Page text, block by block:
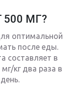
МГ?
оптимальной
после еды.
составляет в
кг два раза в